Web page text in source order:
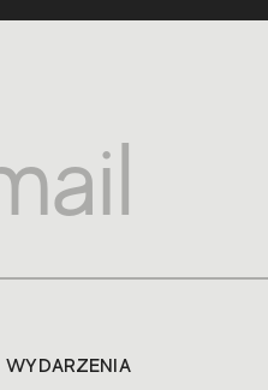
WYDARZENIA